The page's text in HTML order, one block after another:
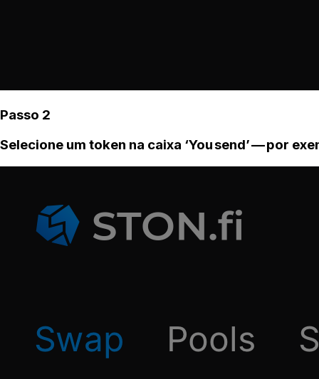
Passo 2
Selecione um token na caixa ‘You send’ — por